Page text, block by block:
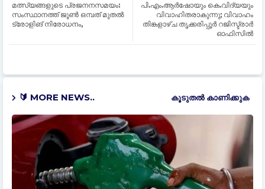
പി.എം.ആര്‍ഷോയും കെ.വിദ്യയും
വിവാഹിതരാകുന്നു; വിവാഹം
തിങ്കളാഴ്ച തൃക്കരിപ്പൂര്‍ റജിസ്ട്രാര്‍
ഓഫിസില്‍
മത്സ്യങ്ങളുടെ പ്രജനനസമയം:
സംസ്ഥാനത്ത് ജൂണ്‍ ഒമ്പത് മുതല്‍
ട്രോളിങ് നിരോധനം,
🔰 MORE NEWS.. കൂടുതൽ‍ കാണിക്കുക